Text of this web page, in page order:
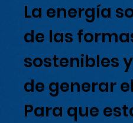
La energía
de las
sostenibles
de generar
Para que